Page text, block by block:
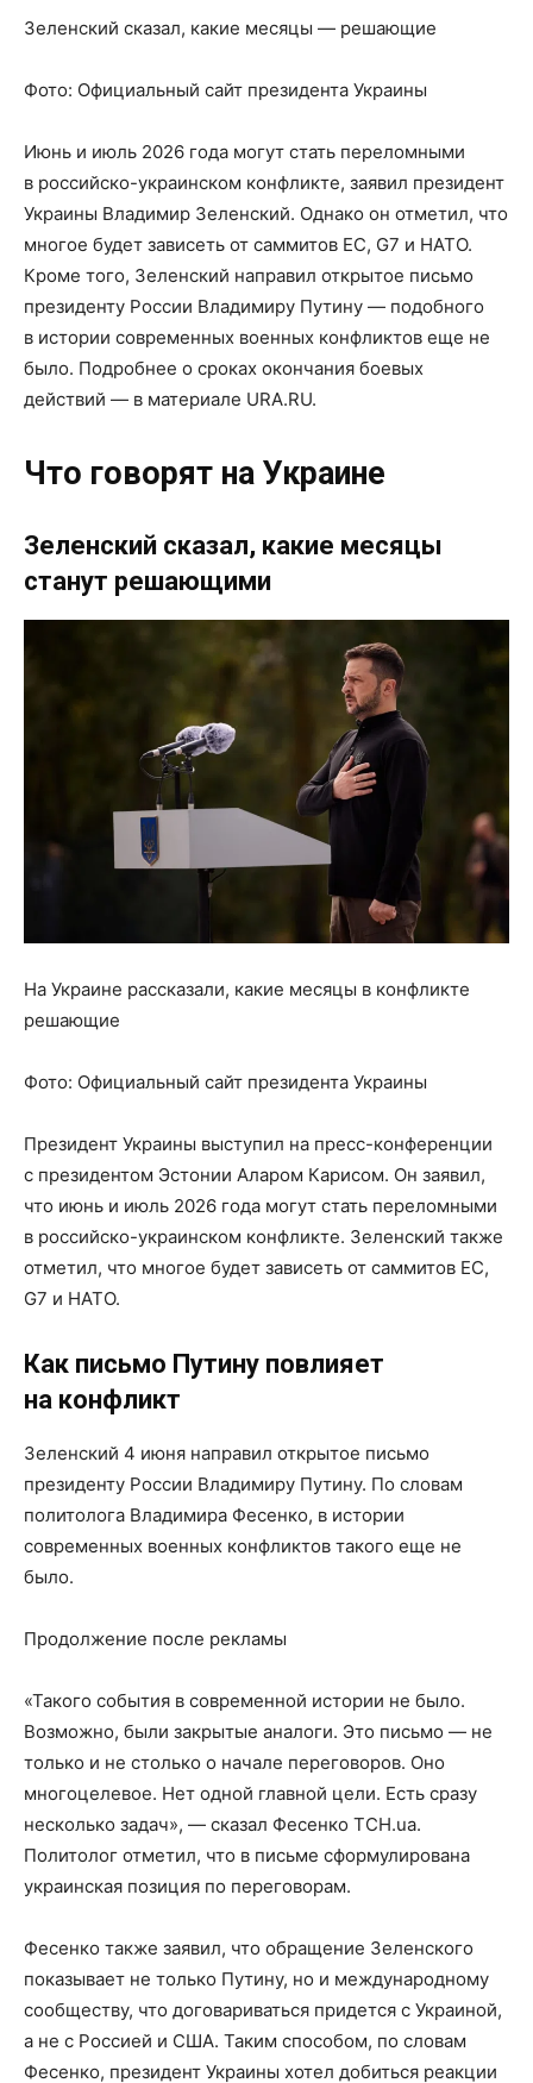
Зеленский сказал, какие месяцы — решающие
Фото: Официальный сайт президента Украины
Июнь и июль 2026 года могут стать переломными
в российско-украинском конфликте, заявил президент
Украины Владимир Зеленский. Однако он отметил, что
многое будет зависеть от саммитов ЕС, G7 и НАТО.
Кроме того, Зеленский направил открытое письмо
президенту России Владимиру Путину — подобного
в истории современных военных конфликтов еще не
было. Подробнее о сроках окончания боевых
действий — в материале URA.RU.
Что говорят на Украине
Зеленский сказал, какие месяцы
станут решающими
На Украине рассказали, какие месяцы в конфликте
решающие
Фото: Официальный сайт президента Украины
Президент Украины выступил на пресс-конференции
с президентом Эстонии Аларом Карисом. Он заявил,
что июнь и июль 2026 года могут стать переломными
в российско-украинском конфликте. Зеленский также
отметил, что многое будет зависеть от саммитов ЕС,
G7 и НАТО.
Как письмо Путину повлияет
на конфликт
Зеленский 4 июня направил открытое письмо
президенту России Владимиру Путину. По словам
политолога Владимира Фесенко, в истории
современных военных конфликтов такого еще не
было.
Продолжение после рекламы
«Такого события в современной истории не было.
Возможно, были закрытые аналоги. Это письмо — не
только и не столько о начале переговоров. Оно
многоцелевое. Нет одной главной цели. Есть сразу
несколько задач», — сказал Фесенко ТСН.ua.
Политолог отметил, что в письме сформулирована
украинская позиция по переговорам.
Фесенко также заявил, что обращение Зеленского
показывает не только Путину, но и международному
сообществу, что договариваться придется с Украиной,
а не с Россией и США. Таким способом, по словам
Фесенко, президент Украины хотел добиться реакции